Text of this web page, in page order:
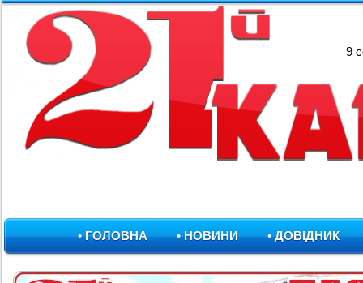
9
• ГОЛОВНА • НОВИНИ • ДОВІДНИК